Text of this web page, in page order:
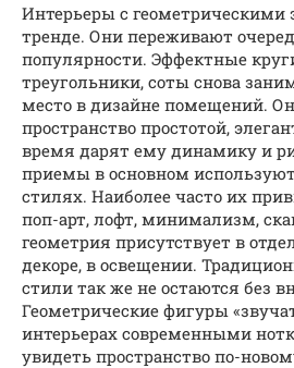
Интерьеры с геометрическими
тренде. Они переживают
популярности. Эффектные
треугольники, соты снова
место в дизайне помещений.
пространство простотой,
время дарят ему динамику и
приемы в основном
стилях. Наиболее часто их
поп-арт, лофт, минимализм,
геометрия присутствует в
декоре, в освещении.
стили так же не остаются без
Геометрические фигуры
интерьерах современными
увидеть пространство по-